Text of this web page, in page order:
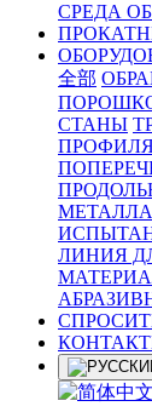
СРЕДА
全部
СТАНЫ
МЕТАЛЛА
ЛИНИЯ